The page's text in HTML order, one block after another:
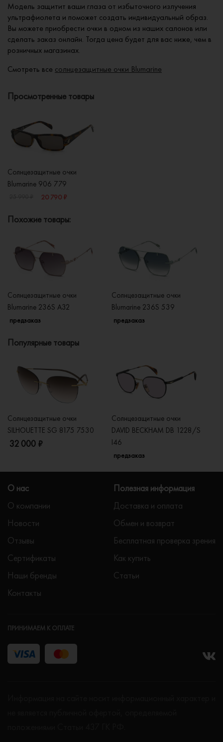
Модель защитит ваши глаза от избыточного излучения
ультрафиолета и поможет создать индивидуальный образ.
Вы можете приобрести очки в одном из наших салонов или
сделать заказ онлайн. Тогда цена будет для вас ниже, чем в
розничных магазинах.
Смотреть все солнцезащитные очки Blumarine
Просмотренные товары
Солнцезащитные очки
Blumarine 906 779
20 790 ₽
Похожие товары:
Солнцезащитные очки
Blumarine 236S A32
предзаказ
Солнцезащитные очки
Blumarine 236S 539
предзаказ
Популярные товары
Солнцезащитные очки
SILHOUETTE SG 8175 7530
32 000 ₽
Солнцезащитные очки
DAVID BECKHAM DB 1228/S
I46
предзаказ
О нас
О компании
Новости
Отзывы
Сертификаты
Наши бренды
Контакты
Полезная информация
Доставка и оплата
Обмен и возврат
Бесплатная проверка зрения
Как купить
Статьи
ПРИНИМАЕМ К ОПЛАТЕ